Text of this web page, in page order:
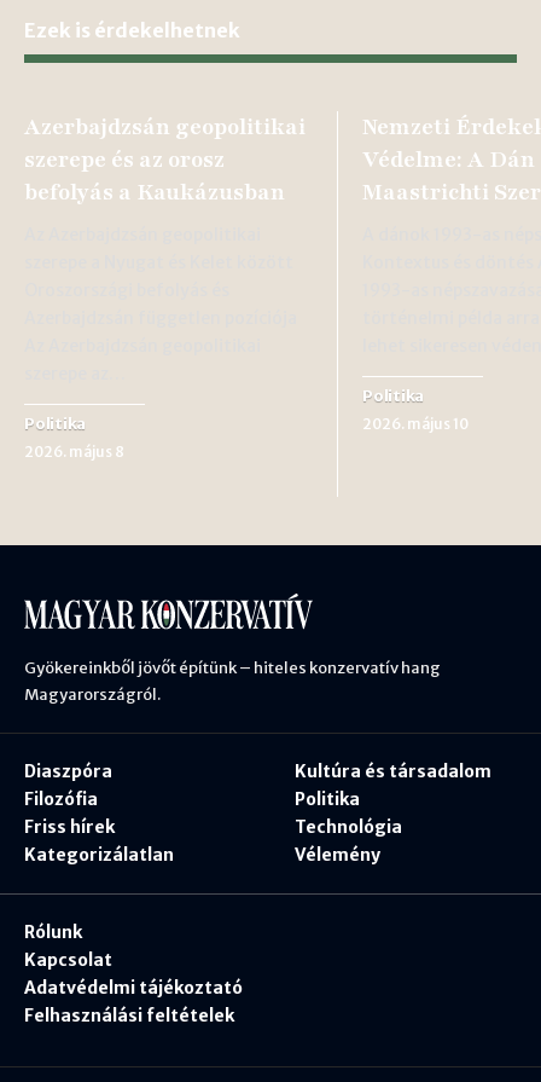
Ezek is érdekelhetnek
Azerbajdzsán geopolitikai
szerepe és az orosz
befolyás a Kaukázusban
Politika
2026. május 8
Nemzeti
Védelme: A
Maastrichti
Politika
2026. május 10
Gyökereinkből jövőt építünk – hiteles konzervatív hang
Magyarországról.
Diaszpóra
Filozófia
Friss hírek
Kategorizálatlan
Kultúra és társadalom
Politika
Technológia
Vélemény
Rólunk
Kapcsolat
Adatvédelmi tájékoztató
Felhasználási feltételek